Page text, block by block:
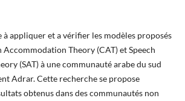
à appliquer et a vérifier les modèles proposés
Theory (CAT) et Speech
(SAT) à une communauté arabe du sud
Adrar. Cette recherche se propose
obtenus dans des communautés non